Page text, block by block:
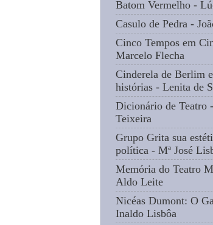
Batom Vermelho -
Casulo de Pedra -
Cinco Tempos em
Marcelo Flecha
Cinderela de Berlim
histórias - Lenita de
Dicionário de Teatro
Teixeira
Grupo Grita sua
política - Mª José
Memória do Teatro
Aldo Leite
Nicéas Dumont: O
Inaldo Lisbôa